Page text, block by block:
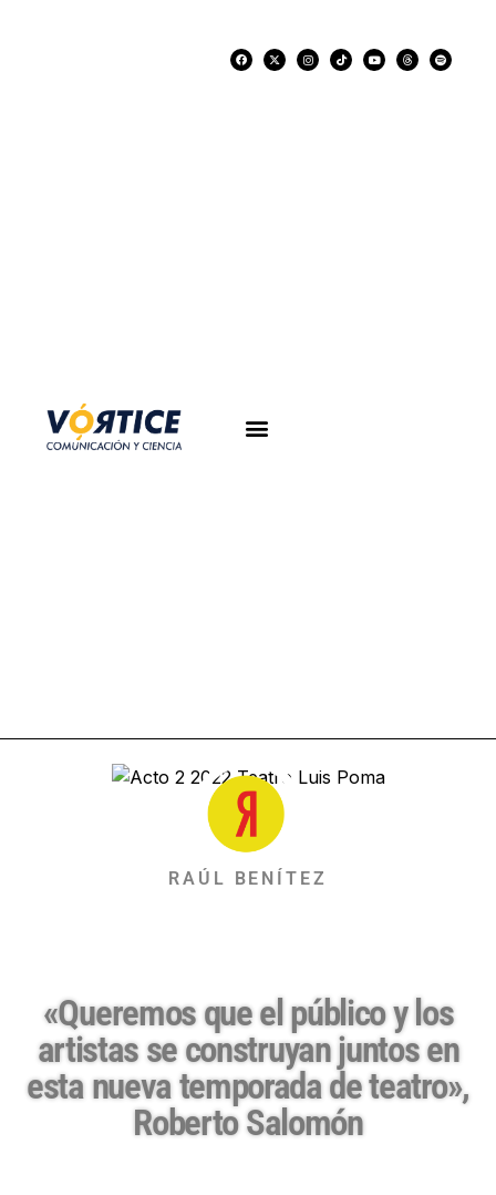
RAÚL BENÍTEZ
«Queremos que el público y los
artistas se construyan juntos en
esta nueva temporada de teatro»,
Roberto Salomón